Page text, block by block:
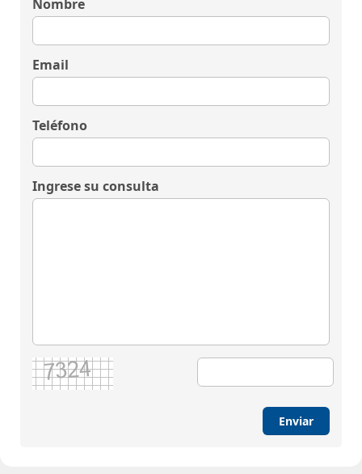
Nombre
Email
Teléfono
Ingrese su consulta
Enviar